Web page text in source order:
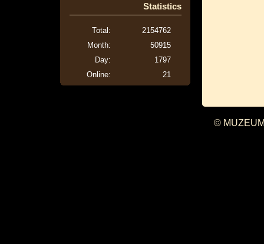
Statistics
Online: 21
Total:
2154762
Month:
50915
Day:
1797
©